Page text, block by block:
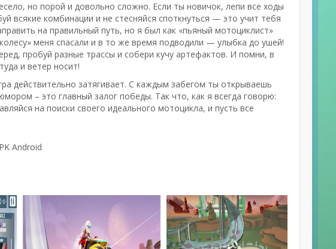
но порой и довольно сложно. Если ты новичок, лепи все ходы
всякие комбинации и не стесняйся споткнуться — это учит тебя
на правильный путь, но я был как «пьяный мотоциклист»
меня спасали и в то же время подводили — улыбка до ушей!
пробуй разные трассы и собери кучу артефактов. И помни, в
и ветер носит!
действительно затягивает. С каждым забегом ты открываешь
– это главный залог победы. Так что, как я всегда говорю:
на поиски своего идеального мотоцикла, и пусть все
Android